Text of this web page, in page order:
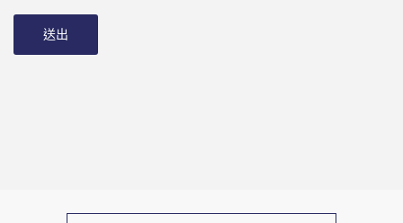
送出